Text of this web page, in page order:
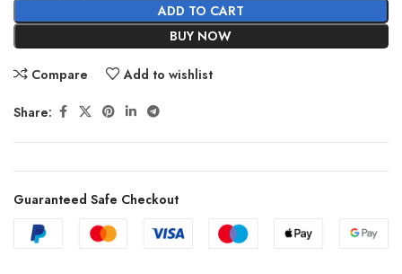
ADD TO CART
BUY NOW
Compare Add to wishlist
Share:
Guaranteed Safe Checkout